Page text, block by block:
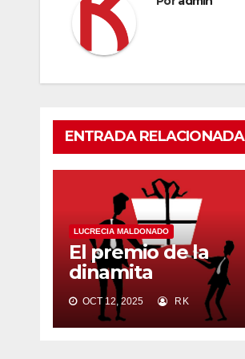
ENTRADA RELACIONADA
LUCRECIA MALDONADO
El premio de la
dinamita
OCT 12, 2025 RK